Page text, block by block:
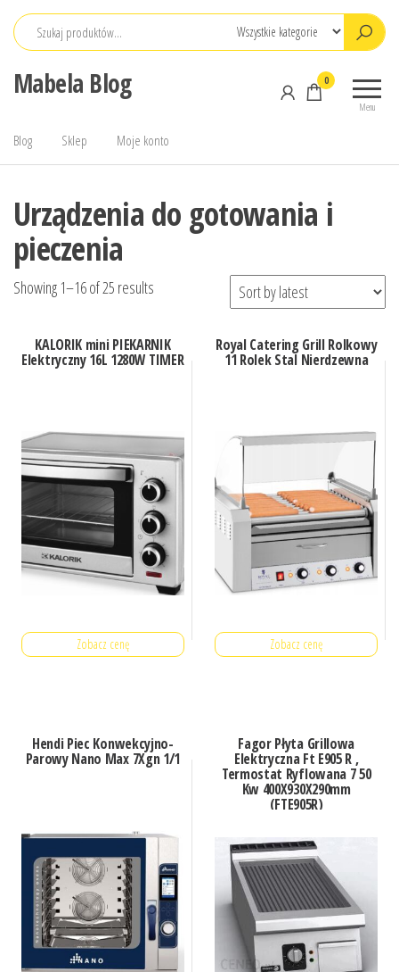
Przejdź
Mabela Blog
Menu
0
Blog Sklep Moje konto
Urządzenia do gotowania i
pieczenia
Showing 1–16 of 25 results
KALORIK mini PIEKARNIK
Elektryczny 16L 1280W TIMER
Zobacz cenę
Royal Catering Grill Rolkowy
11 Rolek Stal Nierdzewna
Zobacz cenę
Hendi Piec Konwekcyjno-
Parowy Nano Max 7Xgn 1/1
Fagor Płyta Grillowa
Elektryczna Ft E905 R ,
Termostat Ryflowana 7 50
Kw 400X930X290mm
(FTE905R)